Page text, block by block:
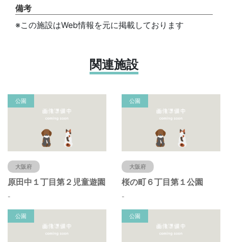
備考
※この施設はWeb情報を元に掲載しております
関連施設
公園
大阪府
原田中１丁目第２児童遊園
-
公園
大阪府
桜の町６丁目第１公園
-
公園 公園